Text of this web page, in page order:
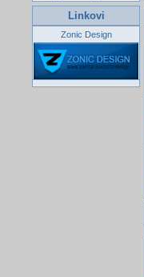
Linkovi
Zonic Design